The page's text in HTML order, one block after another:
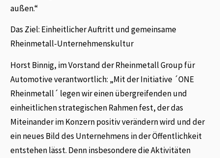
außen.“
Das Ziel: Einheitlicher Auftritt und gemeinsame
Rheinmetall-Unternehmenskultur
Horst Binnig, im Vorstand der Rheinmetall Group für
Automotive verantwortlich: „Mit der Initiative ´ONE
Rheinmetall´ legen wir einen übergreifenden und
einheitlichen strategischen Rahmen fest, der das
Miteinander im Konzern positiv verändern wird und der
ein neues Bild des Unternehmens in der Öffentlichkeit
entstehen lässt. Denn insbesondere die Aktivitäten